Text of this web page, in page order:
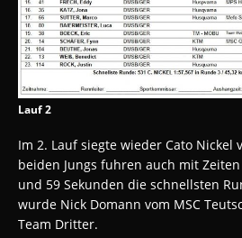
Lauf 2
Im 2. Lauf siegte wieder Cato Nickel
beiden Jungs fuhren auch mit
und 59 Sekunden die schnellsten
wurde Nick Domann vom MSC
Team Dritter.